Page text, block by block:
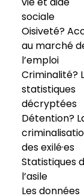
sociale
Oisiveté?
au marché
l’emploi
Criminalité?
statistiques
décryptées
Détention?
des exilé·es
Statistiques
l’asile
Les données